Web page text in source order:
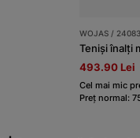
WOJAS /
Teniși înalți
493.90 Lei
Cel mai mic
Preț normal: